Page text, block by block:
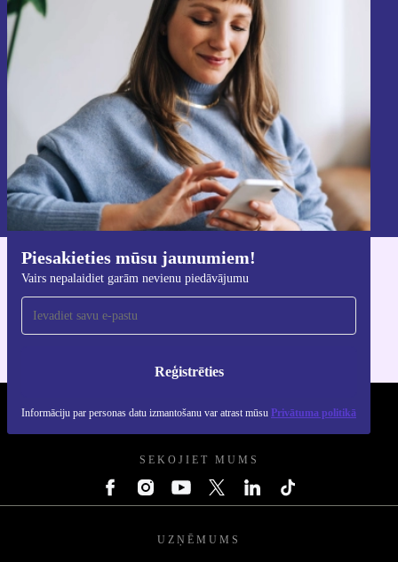
Piesakieties mūsu jaunumiem!
Vairs nepalaidiet garām nevienu piedāvājumu
Reģistrēties
Informāciju par personas datu izmantošanu var atrast mūsu Privātuma politikā
Piesakieties mūsu jaunumu
saņemšanai!
Nekad vairs nepalaidiet garām nevienu
piedāvājumu.
Reģistrēties
Informāciju par personas datu izmantošanu varat atrast mūsu
Privātuma politikā.
Lejupielādējiet refurbed lietotni
iOS un Android ierīcēm
REFURBED - RETHINK NEW.
SEKOJIET MUMS
UZŅĒMUMS